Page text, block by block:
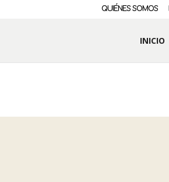
QUIÉNES SOMOS
INICIO